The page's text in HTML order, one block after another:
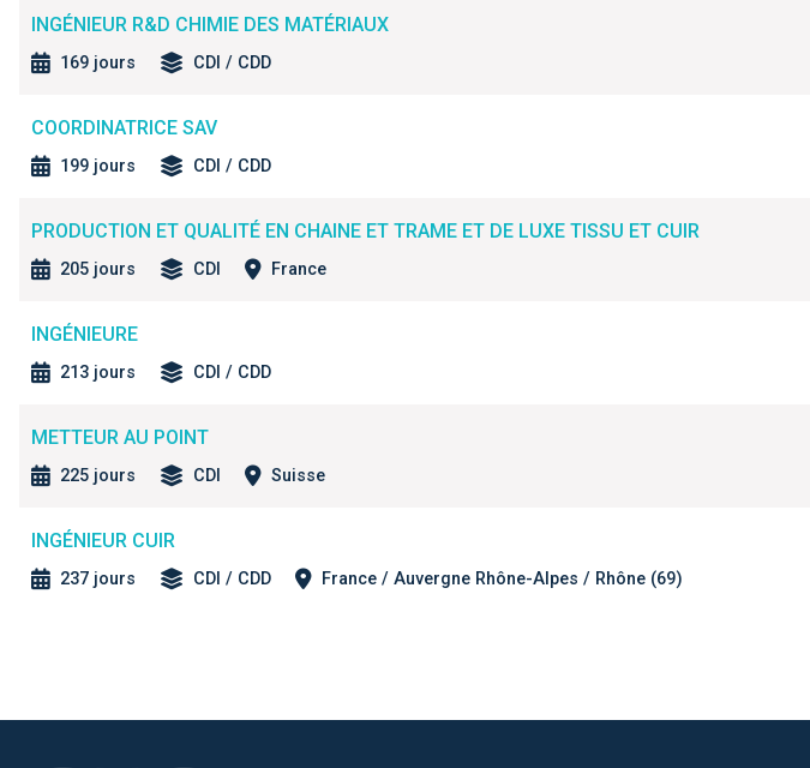
INGÉNIEUR R&D CHIMIE DES MATÉRIAUX
169 jours CDI / CDD
COORDINATRICE SAV
199 jours CDI / CDD
PRODUCTION ET QUALITÉ EN CHAINE ET TRAME ET DE LUXE TISSU ET CUIR
205 jours CDI France
INGÉNIEURE
213 jours CDI / CDD
METTEUR AU POINT
225 jours CDI Suisse
INGÉNIEUR CUIR
237 jours CDI / CDD France / Auvergne Rhône-Alpes / Rhône (69)